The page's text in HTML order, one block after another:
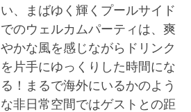
い、まばゆく輝くプールサイド
でのウェルカムパーティは、爽
やかな風を感じながらドリンク
を片手にゆっくりした時間にな
る！まるで海外にいるかのよう
な非日常空間ではゲストとの距